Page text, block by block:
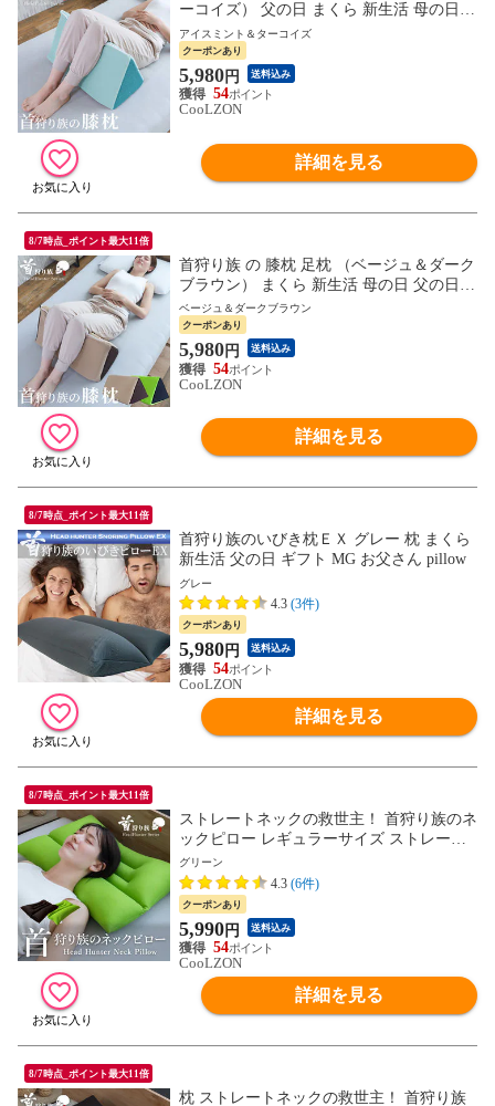
ーコイズ） 父の日 まくら 新生活 母の日
ギフト 枕 ひざ MG お父さん
アイスミント＆ターコイズ
クーポンあり
5,980円 送料込み
54
CooLZON
詳細を見る
8/7時点_ポイント最大11倍
首狩り族 の 膝枕 足枕 （ベージュ＆ダーク
ブラウン） まくら 新生活 母の日 父の日
ギフト 枕 ひざ MG お父さん
ベージュ＆ダークブラウン
クーポンあり
5,980円 送料込み
54
CooLZON
詳細を見る
8/7時点_ポイント最大11倍
首狩り族のいびき枕ＥＸ グレー 枕 まくら
新生活 父の日 ギフト MG お父さん pillow
グレー
4.3 (3件)
クーポンあり
5,980円 送料込み
54
CooLZON
詳細を見る
8/7時点_ポイント最大11倍
ストレートネックの救世主！ 首狩り族のネ
ックピロー レギュラーサイズ ストレート
ネック対応枕（グリーン） まくら 新生活
母の日 父の日 ギフト pillow MG お父さん
グリーン
4.3 (6件)
クーポンあり
5,990円 送料込み
54
CooLZON
詳細を見る
8/7時点_ポイント最大11倍
枕 ストレートネックの救世主！ 首狩り族